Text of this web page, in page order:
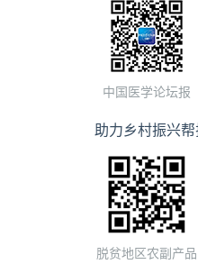
寒战、胸闷
矇、意识丧
应蛋白、胸
CK2323U/L
就诊途中咳
次/分, R 17次
位，查体合作
音，腹软无压
暴发性心肌炎
任，召集心外
中国医学论坛报
助力乡村振兴
脱贫地区农副产品